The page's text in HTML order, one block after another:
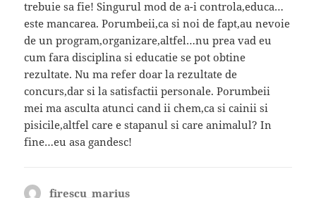
trebuie sa fie! Singurul mod de a-i controla,educa…
este mancarea. Porumbeii,ca si noi de fapt,au nevoie
de un program,organizare,altfel…nu prea vad eu
cum fara disciplina si educatie se pot obtine
rezultate. Nu ma refer doar la rezultate de
concurs,dar si la satisfactii personale. Porumbeii
mei ma asculta atunci cand ii chem,ca si cainii si
pisicile,altfel care e stapanul si care animalul? In
fine…eu asa gandesc!
firescu_marius